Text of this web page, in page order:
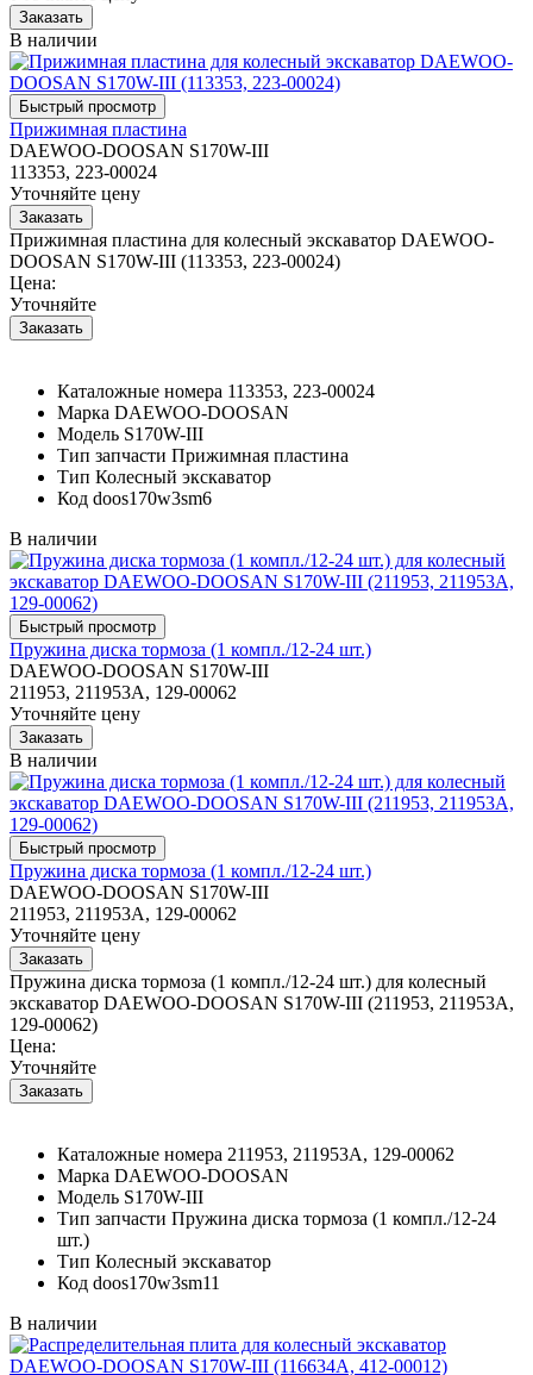
В наличии
Прижимная пластина
DAEWOO-DOOSAN S170W-III
113353, 223-00024
Уточняйте цену
Прижимная пластина для колесный экскаватор DAEWOO-
DOOSAN S170W-III (113353, 223-00024)
Цена:
Уточняйте
Каталожные номера 113353, 223-00024
Марка DAEWOO-DOOSAN
Модель S170W-III
Тип запчасти Прижимная пластина
Тип Колесный экскаватор
Код doos170w3sm6
В наличии
Пружина диска тормоза (1 компл./12-24 шт.)
DAEWOO-DOOSAN S170W-III
211953, 211953A, 129-00062
Уточняйте цену
В наличии
Пружина диска тормоза (1 компл./12-24 шт.)
DAEWOO-DOOSAN S170W-III
211953, 211953A, 129-00062
Уточняйте цену
Пружина диска тормоза (1 компл./12-24 шт.) для колесный
экскаватор DAEWOO-DOOSAN S170W-III (211953, 211953A,
129-00062)
Цена:
Уточняйте
Каталожные номера 211953, 211953A, 129-00062
Марка DAEWOO-DOOSAN
Модель S170W-III
Тип запчасти Пружина диска тормоза (1 компл./12-24
шт.)
Тип Колесный экскаватор
Код doos170w3sm11
В наличии